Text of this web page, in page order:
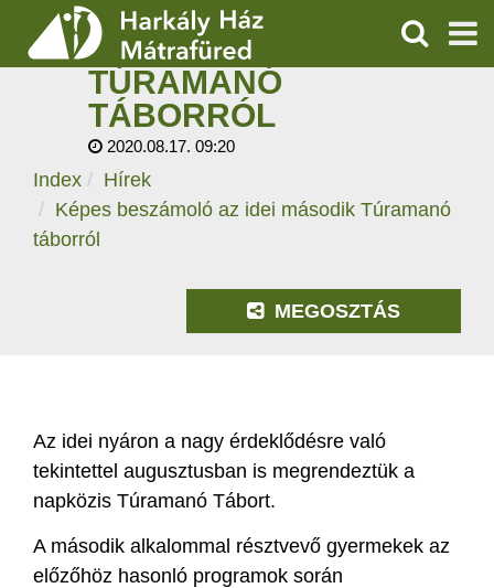
SZOLGÁLTATÁSOK
PROGRAMOK
HÍREK
KERESÉS
KÉPES BESZÁMOLÓ
AZ IDEI MÁSODIK
TÚRAMANÓ
TÁBORRÓL
2020.08.17. 09:20
Index
Hírek
Képes beszámoló az idei második Túramanó
táborról
MEGOSZTÁS
Az idei nyáron a nagy érdeklődésre való
tekintettel augusztusban is megrendeztük a
napközis Túramanó Tábort.
A második alkalommal résztvevő gyermekek az
előzőhöz hasonló programok során